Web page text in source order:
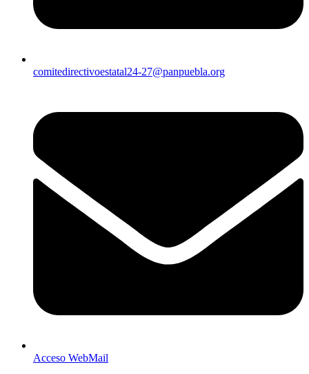
comitedirectivoestatal24-27@panpuebla.org
Acceso WebMail